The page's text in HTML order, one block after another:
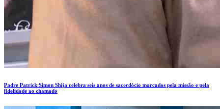
Padre Patrick Simon Shija celebra seis anos de sacerdócio marcados pela missão e pela
fidelidade ao chamado